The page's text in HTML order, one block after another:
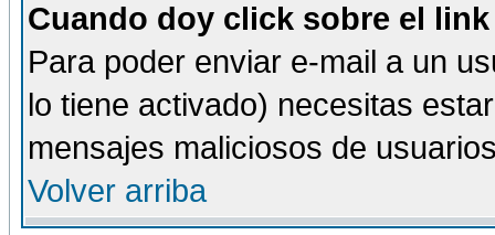
Cuando doy click sobre el
Para poder enviar e-mail a un
lo tiene activado) necesitas
mensajes maliciosos de
Volver arriba